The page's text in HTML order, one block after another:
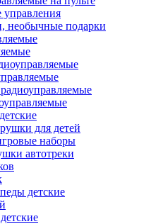
необычные подарки
для детей
наборы
автотреки
детские